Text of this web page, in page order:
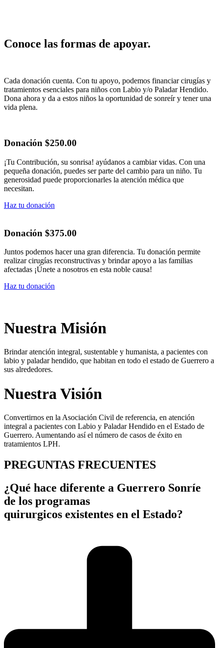
Conoce las formas de apoyar.
Cada donación cuenta. Con tu apoyo, podemos financiar cirugías y
tratamientos esenciales para niños con Labio y/o Paladar Hendido.
Dona ahora y da a estos niños la oportunidad de sonreír y tener una
vida plena.
Donación $250.00
¡Tu Contribución, su sonrisa! ayúdanos a cambiar vidas. Con una
pequeña donación, puedes ser parte del cambio para un niño. Tu
generosidad puede proporcionarles la atención médica que
necesitan.
Haz tu donación
Donación $375.00
Juntos podemos hacer una gran diferencia. Tu donación permite
realizar cirugías reconstructivas y brindar apoyo a las familias
afectadas ¡Únete a nosotros en esta noble causa!
Haz tu donación
Nuestra Misión
Brindar atención integral, sustentable y humanista, a pacientes con
labio y paladar hendido, que habitan en todo el estado de Guerrero a
sus alrededores.
Nuestra Visión
Convertirnos en la Asociación Civil de referencia, en atención
integral a pacientes con Labio y Paladar Hendido en el Estado de
Guerrero. Aumentando así el número de casos de éxito en
tratamientos LPH.
PREGUNTAS FRECUENTES
¿Qué hace diferente a Guerrero Sonríe
de los programas
quirurgicos existentes en el Estado?